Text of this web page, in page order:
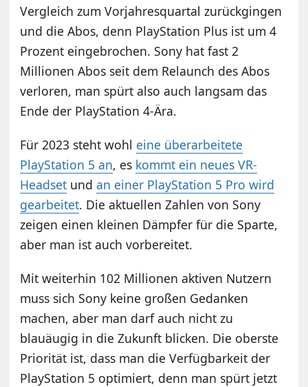
Vergleich zum Vorjahresquartal zurückgingen
und die Abos, denn PlayStation Plus ist um 4
Prozent eingebrochen. Sony hat fast 2
Millionen Abos seit dem Relaunch des Abos
verloren, man spürt also auch langsam das
Ende der PlayStation 4-Ära.
Für 2023 steht wohl eine überarbeitete
PlayStation 5 an, es kommt ein neues VR-
Headset undan einer PlayStation 5 Pro wird
gearbeitet. Die aktuellen Zahlen von Sony
zeigen einen kleinen Dämpfer für die Sparte,
aber man ist auch vorbereitet.
Mit weiterhin 102 Millionen aktiven Nutzern
muss sich Sony keine großen Gedanken
machen, aber man darf auch nicht zu
blauäugig in die Zukunft blicken. Die oberste
Priorität ist, dass man die Verfügbarkeit der
PlayStation 5 optimiert, denn man spürt jetzt